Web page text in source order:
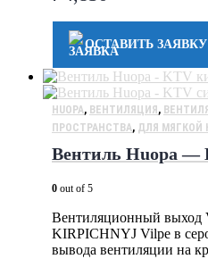
ОСТАВИТЬ ЗАЯВКУ
HUOPA, ВЕНТИЛЯЦИЯ,
ПРОСТРАНСТВА, ДЛЯ МЯГКОЙ
Вентиль Huopa
0 out of 5
Вентиляционный
KIRPICHNYJ Vilpe в
вывода вентиляции на